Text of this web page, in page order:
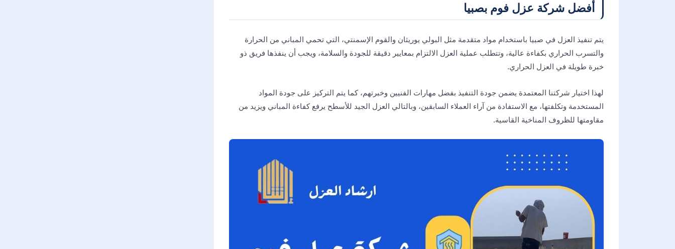
أفضل شركة عزل فوم بصبيا
يتم تنفيذ العزل في صبيا باستخدام مواد متقدمة مثل البولي يوريثان والقوم الإسمنتي، التي تحمي المباني من الحرارة
والتسرب الحراري بكفاءة عالية، وتتطلب عملية العزل الالتزام بمعايير دقيقة للجودة والسلامة، ويجب أن ينفذها فريق ذو
خبرة طويلة في العزل الحراري.
لهذا اختيار شركتنا المعتمدة يضمن جودة التنفيذ بفضل مهارات الفنيين وخبرتهم، كما يتم التركيز على جودة المواد
المستخدمة وتكلفتها، مع الاستفادة من آراء العملاء السابقين، وبالتالي العزل الجيد للأسطح يرفع كفاءة المباني ويزيد من
مقاومتها للظروف المناخية القاسية.